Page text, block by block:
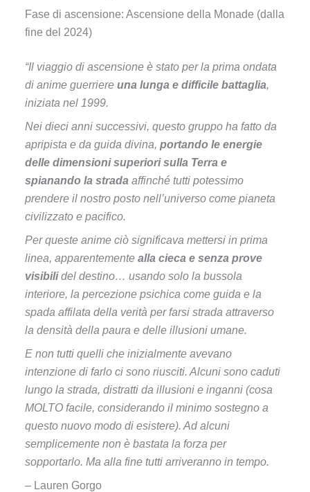
Fase di ascensione: Ascensione della Monade (dalla
fine del 2024)
“Il viaggio di ascensione è stato per la prima ondata
di anime guerriere una lunga e difficile battaglia,
iniziata nel 1999.
Nei dieci anni successivi, questo gruppo ha fatto da
apripista e da guida divina, portando le energie
delle dimensioni superiori sulla Terra e
spianando la strada affinché tutti potessimo
prendere il nostro posto nell’universo come pianeta
civilizzato e pacifico.
Per queste anime ciò significava mettersi in prima
linea, apparentemente alla cieca e senza prove
visibilidel destino… usando solo la bussola
interiore, la percezione psichica come guida e la
spada affilata della verità per farsi strada attraverso
la densità della paura e delle illusioni umane.
E non tutti quelli che inizialmente avevano
intenzione di farlo ci sono riusciti. Alcuni sono caduti
lungo la strada, distratti da illusioni e inganni (cosa
MOLTO facile, considerando il minimo sostegno a
questo nuovo modo di esistere). Ad alcuni
semplicemente non è bastata la forza per
sopportarlo. Ma alla fine tutti arriveranno in tempo.
– Lauren Gorgo